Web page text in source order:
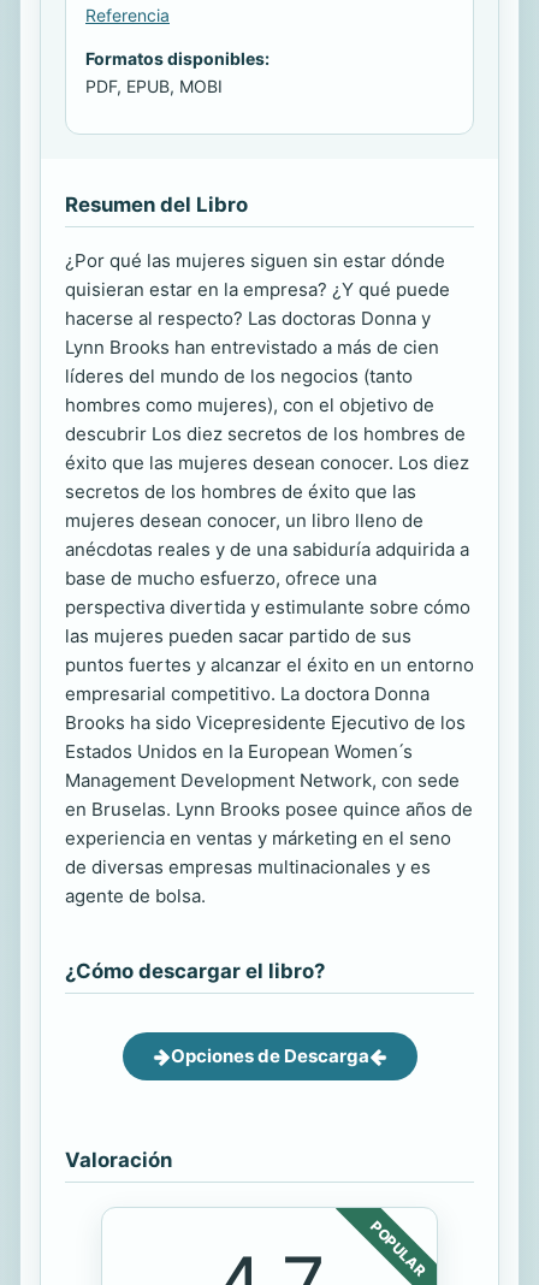
Referencia
Formatos disponibles:
PDF, EPUB, MOBI
Resumen del Libro
¿Por qué las mujeres siguen sin estar dónde
quisieran estar en la empresa? ¿Y qué puede
hacerse al respecto? Las doctoras Donna y
Lynn Brooks han entrevistado a más de cien
líderes del mundo de los negocios (tanto
hombres como mujeres), con el objetivo de
descubrir Los diez secretos de los hombres de
éxito que las mujeres desean conocer. Los diez
secretos de los hombres de éxito que las
mujeres desean conocer, un libro lleno de
anécdotas reales y de una sabiduría adquirida a
base de mucho esfuerzo, ofrece una
perspectiva divertida y estimulante sobre cómo
las mujeres pueden sacar partido de sus
puntos fuertes y alcanzar el éxito en un entorno
empresarial competitivo. La doctora Donna
Brooks ha sido Vicepresidente Ejecutivo de los
Estados Unidos en la European Women ́s
Management Development Network, con sede
en Bruselas. Lynn Brooks posee quince años de
experiencia en ventas y márketing en el seno
de diversas empresas multinacionales y es
agente de bolsa.
¿Cómo descargar el libro?
Opciones de Descarga
Valoración
POPULAR